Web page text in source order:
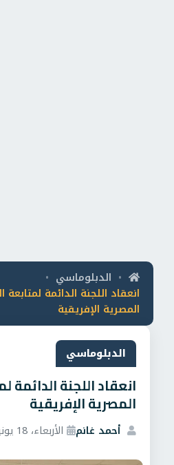
• الدبلوماسي •
انعقاد اللجنة الدائمة لمتابعة
المصرية الإفريقية
الدبلوماسي
انعقاد اللجنة الدائمة
المصرية الإفريقية
أحمد غانم الأربعاء، 18 يونيو 2025 9:10 م